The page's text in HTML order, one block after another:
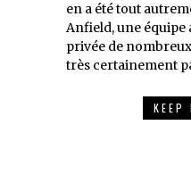
en a été tout
Anfield, une équipe
privée de
très certainement
KEEP